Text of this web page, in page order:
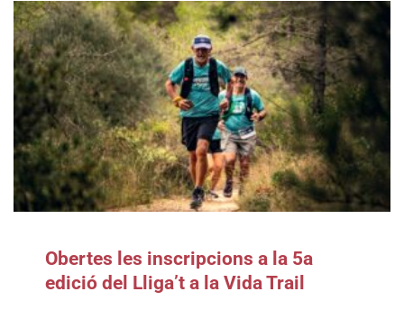
Obertes les inscripcions a la 5a
edició del Lliga’t a la Vida Trail